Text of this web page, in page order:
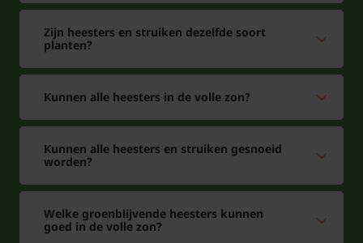
Zijn heesters en struiken dezelfde soort
planten?
Kunnen alle heesters in de volle zon?
Kunnen alle heesters en struiken gesnoeid
worden?
Welke groenblijvende heesters kunnen
goed in de volle zon?